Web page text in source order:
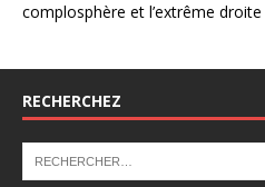
complosphère et l’extrême droite
RECHERCHEZ